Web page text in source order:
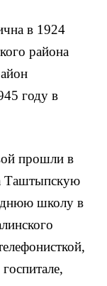
в 1924
района
году в
прошли в
Таштыпскую
школу в